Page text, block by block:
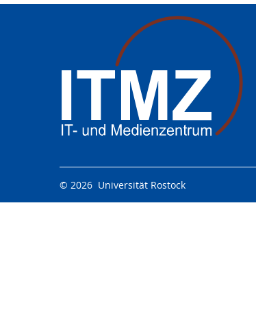
© 2026 Universität Rostock